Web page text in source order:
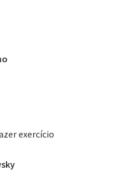
exercício